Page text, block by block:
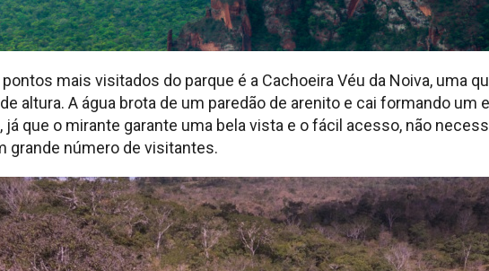
mais visitados do parque é a Cachoeira Véu da Noiva, uma
altura. A água brota de um paredão de arenito e cai formando um
já que o mirante garante uma bela vista e o fácil acesso, não
grande número de visitantes.